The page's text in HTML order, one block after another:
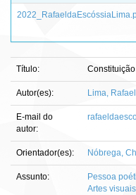
Título:
Autor(es): Lima,
E-mail do
autor:
Orientador(es): Nóbrega,
Assunto:
Pessoa
Artes visuais